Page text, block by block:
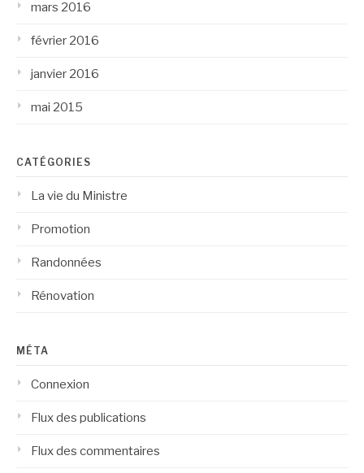
mars 2016
février 2016
janvier 2016
mai 2015
CATÉGORIES
La vie du Ministre
Promotion
Randonnées
Rénovation
MÉTA
Connexion
Flux des publications
Flux des commentaires